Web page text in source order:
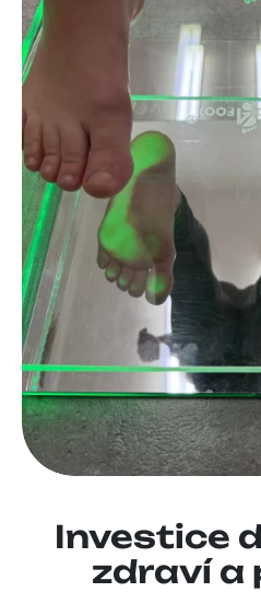
Investice
zdraví a